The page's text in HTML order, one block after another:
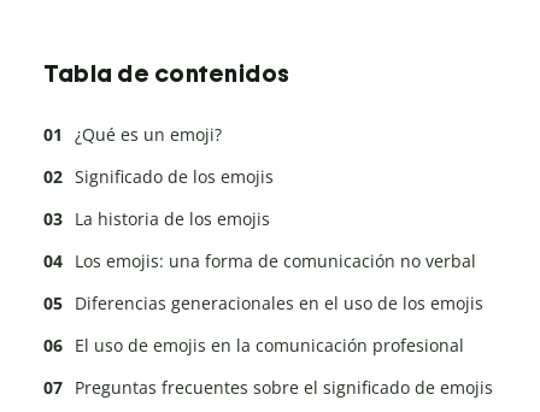
Tabla de contenidos
¿Qué es un emoji?
Significado de los emojis
La historia de los emojis
Los emojis: una forma de comunicación no verbal
Diferencias generacionales en el uso de los emojis
El uso de emojis en la comunicación profesional
Preguntas frecuentes sobre el significado de emojis